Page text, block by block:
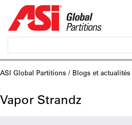
ASI Global Partitions / Blogs et actualités
Vapor Strandz